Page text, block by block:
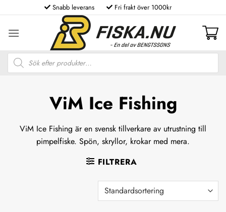
to
content
Snabb leverans Fri frakt över 1000kr
Produktsökning
ViM Ice Fishing
ViM Ice Fishing är en svensk tillverkare av utrustning till
pimpelfiske. Spön, skryllor, krokar med mera.
FILTRERA